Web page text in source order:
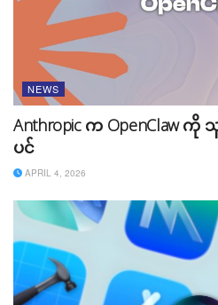
NEWS
Anthropic က OpenClaw ကို
ပင်
APRIL 4, 2026